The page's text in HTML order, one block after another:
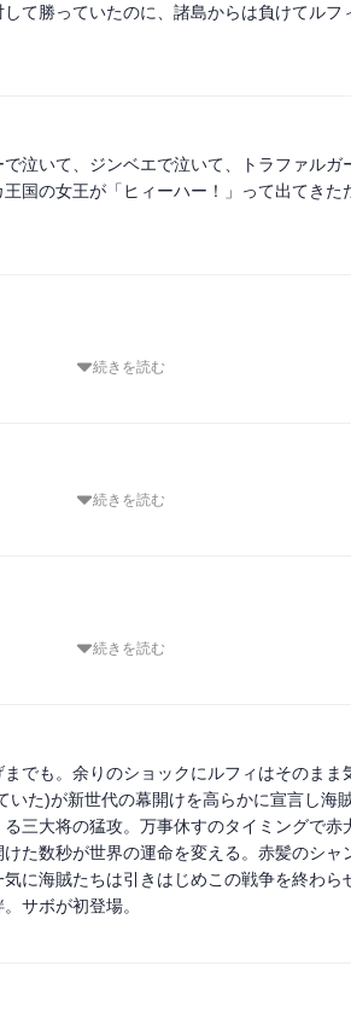
て勝っていたのに、諸島からは負けてルフ
泣いて、ジンベエで泣いて、トラファルガ
国の女王が「ヒィーハー！」って出てきた
ら進まなかったが。
続きを読む
続きを読む
ひげの能力を奪う
形ということを知っていて，複数の悪魔の
争を止める
がす
続きを読む
でも。余りのショックにルフィはそのまま
た)が新世代の幕開けを高らかに宣言し海
三大将の猛攻。万事休すのタイミングで赤
た数秒が世界の運命を変える。赤髪のシャ
に海賊たちは引きはじめこの戦争を終わら
サボが初登場。